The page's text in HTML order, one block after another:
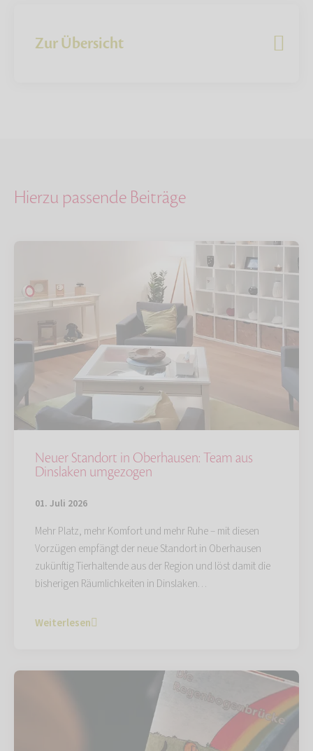
Zur Übersicht
Hierzu passende Beiträge
Neuer Standort in Oberhausen: Team aus
Dinslaken umgezogen
01. Juli 2026
Mehr Platz, mehr Komfort und mehr Ruhe – mit diesen
Vorzügen empfängt der neue Standort in Oberhausen
zukünftig Tierhaltende aus der Region und löst damit die
bisherigen Räumlichkeiten in Dinslaken…
Weiterlesen